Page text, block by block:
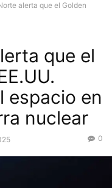
alerta que el Golden
que el
espacio en
nuclear
0